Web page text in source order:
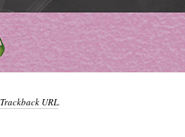
Trackback URL.